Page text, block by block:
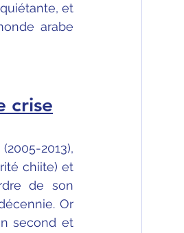
et
arabe
crise
2013),
chiite) et
de son
Or
second et